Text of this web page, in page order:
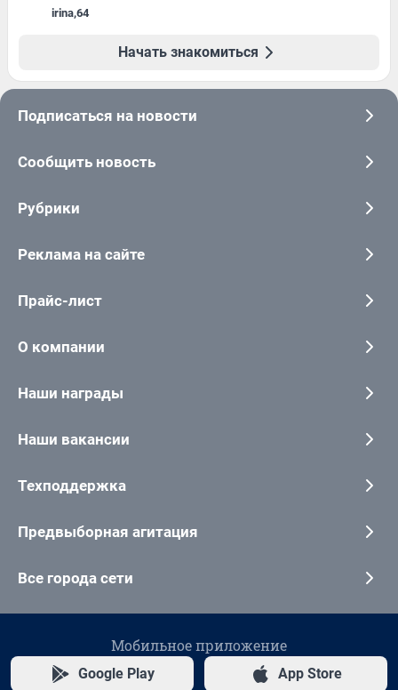
irina,64
Начать знакомиться
Подписаться на новости
Сообщить новость
Рубрики
Реклама на сайте
Прайс-лист
О компании
Наши награды
Наши вакансии
Техподдержка
Предвыборная агитация
Все города сети
Мобильное приложение
Google Play App Store